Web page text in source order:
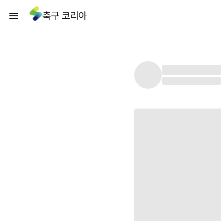
축구 코리아